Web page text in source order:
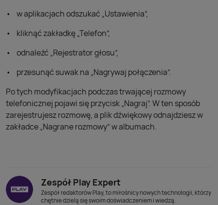
w aplikacjach odszukać „Ustawienia”,
kliknąć zakładkę „Telefon”,
odnaleźć „Rejestrator głosu”,
przesunąć suwak na „Nagrywaj połączenia”.
Po tych modyfikacjach podczas trwającej rozmowy
telefonicznej pojawi się przycisk „Nagraj”. W ten sposób
zarejestrujesz rozmowę, a plik dźwiękowy odnajdziesz w
zakładce „Nagrane rozmowy” w albumach.
Zespół Play Expert
Zespół redaktorów Play, to miłośnicy nowych technologii, którzy
chętnie dzielą się swoim doświadczeniem i wiedzą.